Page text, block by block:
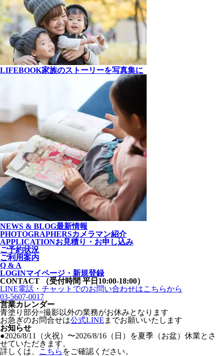
LIFEBOOK家族のストーリーを写真集に
NEWS & BLOG最新情報
PHOTOGRAPHERSカメラマン紹介
APPLICATIONお見積り・お申し込み
ご予約状況
ご利用案内
Q & A
LOGINマイページ・新規登録
CONTACT
（受付時間 平日10:00-18:00）
LINE電話・チャットでのお問い合わせはこちらから
03-5607-0017
営業カレンダー
青塗り 部分=撮影以外の業務がお休みとなります
お急ぎのお問合せは公式LINE までお願いいたします
お知らせ
●2026/8/11（火祝）〜2026/8/16（日）を夏季（お盆）休業とさ
せていただきます。
詳しくは、
こちら をご確認ください。